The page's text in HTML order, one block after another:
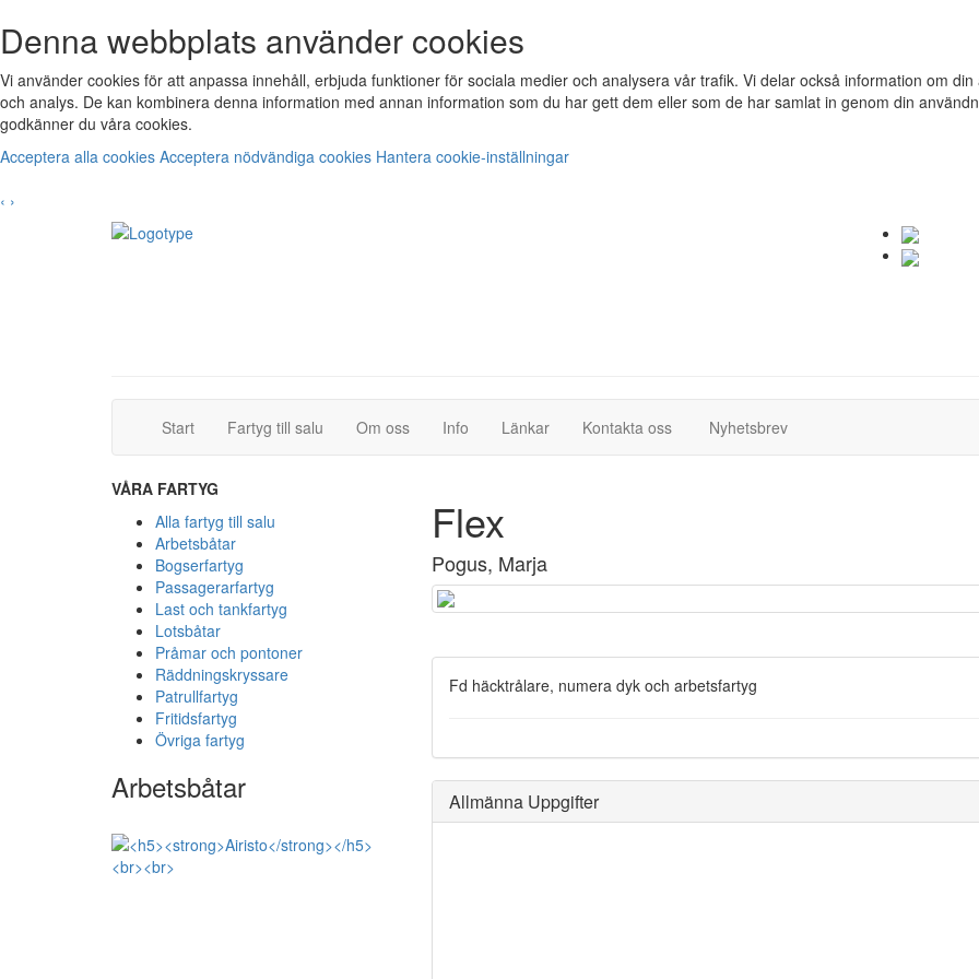
Denna webbplats använder cookies
Vi använder cookies för att anpassa innehåll, erbjuda funktioner för sociala medier och analysera vår trafik. Vi delar också information om
och analys. De kan kombinera denna information med annan information som du har gett dem eller som de har samlat in genom din
godkänner du våra cookies.
Acceptera alla cookies Acceptera nödvändiga cookies Hantera cookie-inställningar
‹ ›
Start(current)Fartyg till salu (current)Om oss Info Länkar Kontakta oss(current)Nyhetsbrev(current)
VÅRA FARTYG
Alla fartyg till salu
Arbetsbåtar
Bogserfartyg
Passagerarfartyg
Last och tankfartyg
Lotsbåtar
Pråmar och pontoner
Räddningskryssare
Patrullfartyg
Fritidsfartyg
Övriga fartyg
Arbetsbåtar
Flex
Pogus, Marja
Fd häcktrålare, numera dyk och arbetsfartyg
Allmänna Uppgifter